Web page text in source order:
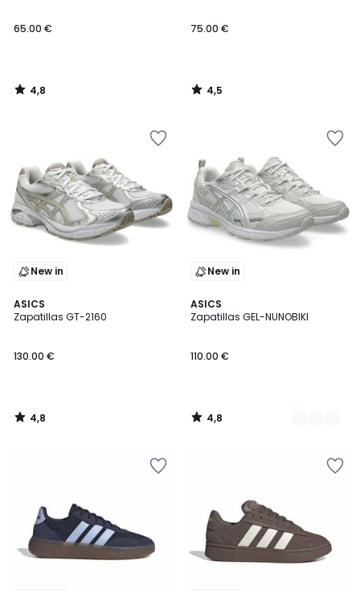
65.00 €
4,8
/
75.00 €
4,5
/
New in
ASICS
Zapatillas GT-2160
130.00 €
4,8
/ 5
4,8
/
New in
ASICS
Zapatillas GEL-NUNOBIKI
110.00 €
4,8
/ 5
3
Colores
4,8
/